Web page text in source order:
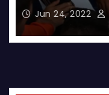
Jun 18, 2022